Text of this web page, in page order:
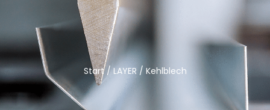
Start/LAYER / Kehlblech